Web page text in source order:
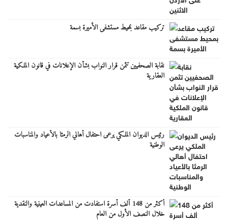
تركيب مقاعد بمحيط مستشفى الأميرة بسمة
نقابة الصحفيين تثمن قرار النواب بشأن الإعلانات في قانون الملكية
العقارية
رئيس الديوان الملكي يرعى احتفال أهالي الرمثا بالأعياد والمناسبات
الوطنية
أكثر من 148 ألف أسرة استفادت من المساعدات العينية والنقدية
خلال النصف الأول من العام